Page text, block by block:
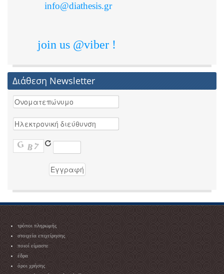
info@diathesis.gr
join us @viber !
Διάθεση Newsletter
τρόποι πληρωμής
στοιχεία επιχείρησης
ποιοί είμαστε
έδρα
όροι χρήσης